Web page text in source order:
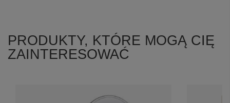
PRODUKTY, KTÓRE MOGĄ CIĘ
ZAINTERESOWAĆ